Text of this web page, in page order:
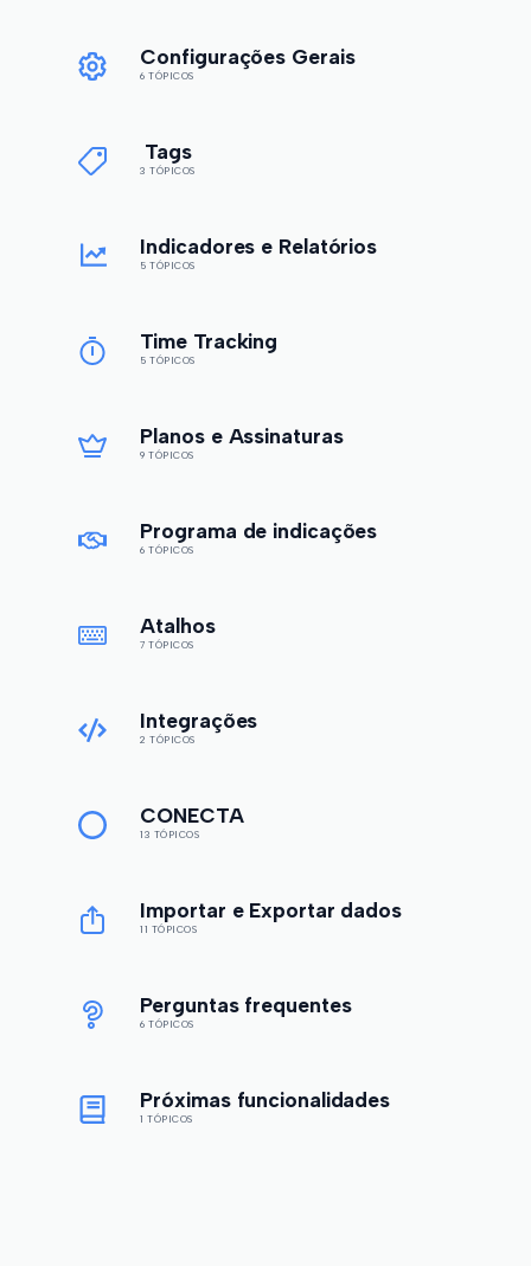
Configurações Gerais
6 TÓPICOS
Tags
3 TÓPICOS
Indicadores e Relatórios
5 TÓPICOS
Time Tracking
5 TÓPICOS
Planos e Assinaturas
9 TÓPICOS
Programa de indicações
6 TÓPICOS
Atalhos
7 TÓPICOS
Integrações
2 TÓPICOS
CONECTA
13 TÓPICOS
Importar e Exportar dados
11 TÓPICOS
Perguntas frequentes
6 TÓPICOS
Próximas funcionalidades
1 TÓPICOS